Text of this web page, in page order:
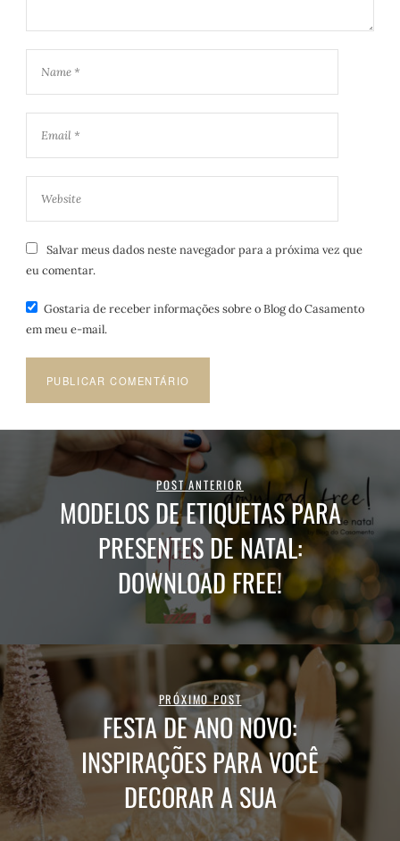
Salvar meus dados neste navegador para a próxima vez que
eu comentar.
Gostaria de receber informações sobre o Blog do Casamento
em meu e-mail.
POST ANTERIOR
MODELOS DE ETIQUETAS PARA
PRESENTES DE NATAL:
DOWNLOAD FREE!
PRÓXIMO POST
FESTA DE ANO NOVO:
INSPIRAÇÕES PARA VOCÊ
DECORAR A SUA